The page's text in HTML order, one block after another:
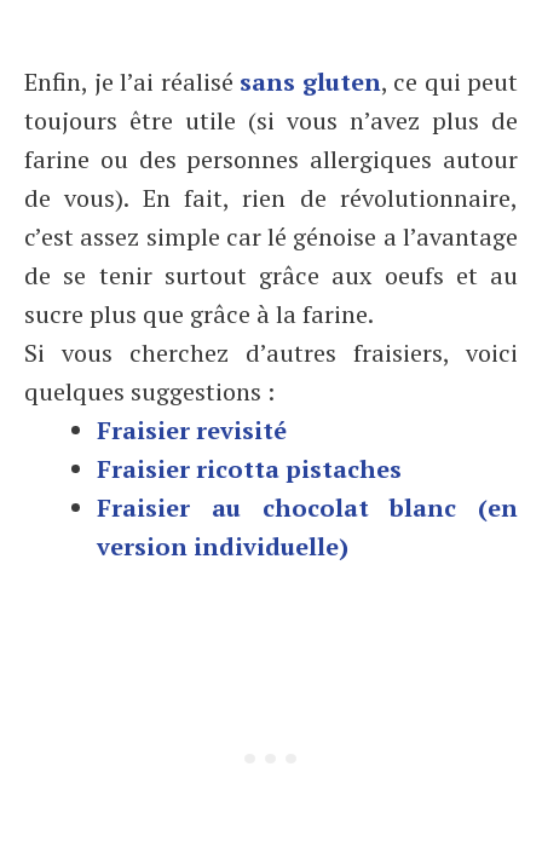
Enfin, je l’ai réalisé sans gluten, ce qui peut
toujours être utile (si vous n’avez plus de
farine ou des personnes allergiques autour
de vous). En fait, rien de révolutionnaire,
c’est assez simple car lé génoise a l’avantage
de se tenir surtout grâce aux oeufs et au
sucre plus que grâce à la farine.
Si vous cherchez d’autres fraisiers, voici
quelques suggestions :
Fraisier revisité
Fraisier ricotta pistaches
Fraisier au chocolat blanc (en
version individuelle)